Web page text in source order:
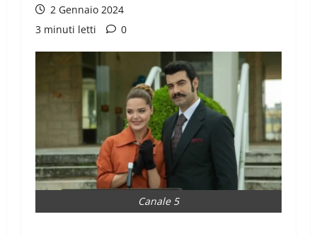
2 Gennaio 2024
3 minuti letti
0
Canale 5